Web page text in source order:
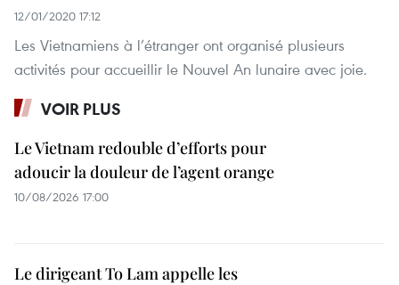
12/01/2020 17:12
Les Vietnamiens à l’étranger ont organisé plusieurs
activités pour accueillir le Nouvel An lunaire avec joie.
VOIR PLUS
Le Vietnam redouble d’efforts pour
adoucir la douleur de l’agent orange
10/08/2026 17:00
Le dirigeant To Lam appelle les